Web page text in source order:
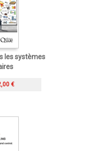
les systèmes
€